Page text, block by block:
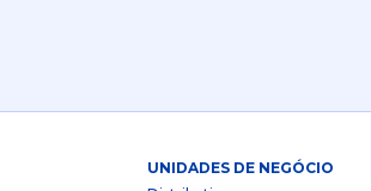
UNIDADES DE NEGÓCIO